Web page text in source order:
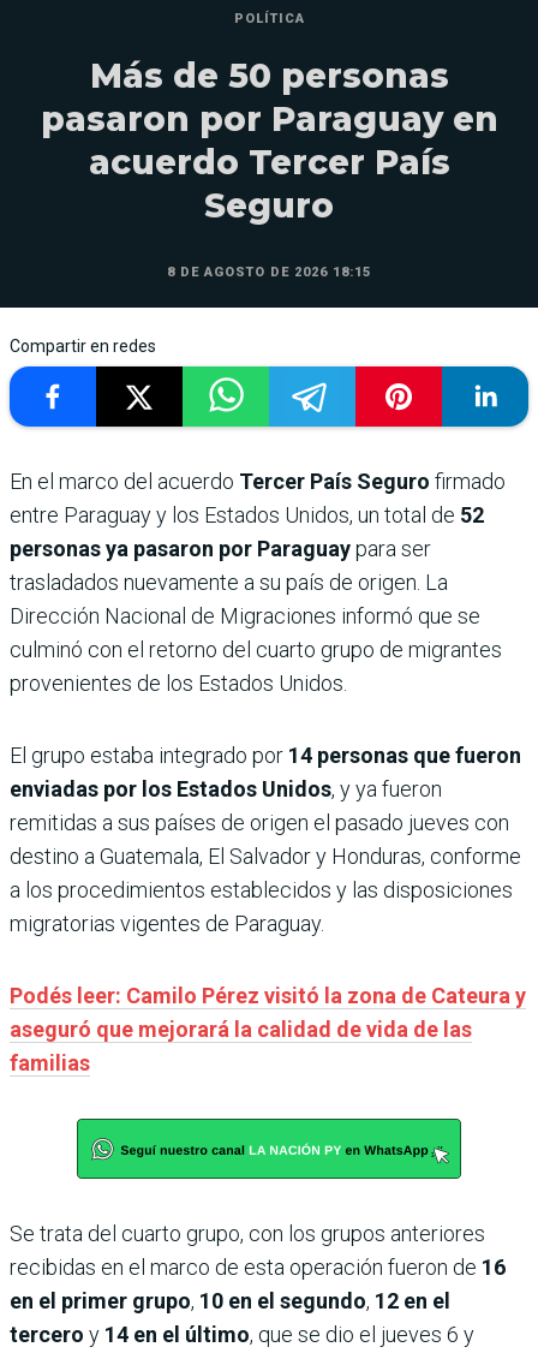
POLÍTICA
Más de 50 personas
pasaron por Paraguay en
acuerdo Tercer País
Seguro
8 DE AGOSTO DE 2026 18:15
Compartir en redes
En el marco del acuerdo Tercer País Seguro firmado
entre Paraguay y los Estados Unidos, un total de 52
personas ya pasaron por Paraguaypara ser
trasladados nuevamente a su país de origen. La
Dirección Nacional de Migraciones informó que se
culminó con el retorno del cuarto grupo de migrantes
provenientes de los Estados Unidos.
El grupo estaba integrado por 14 personas que fueron
enviadas por los Estados Unidos, y ya fueron
remitidas a sus países de origen el pasado jueves con
destino a Guatemala, El Salvador y Honduras, conforme
a los procedimientos establecidos y las disposiciones
migratorias vigentes de Paraguay.
Podés leer: Camilo Pérez visitó la zona de Cateura y
aseguró que mejorará la calidad de vida de las
familias
Se trata del cuarto grupo, con los grupos anteriores
recibidas en el marco de esta operación fueron de 16
en el primer grupo, 10 en el segundo, 12 en el
tercero y 14 en el último, que se dio el jueves 6 y